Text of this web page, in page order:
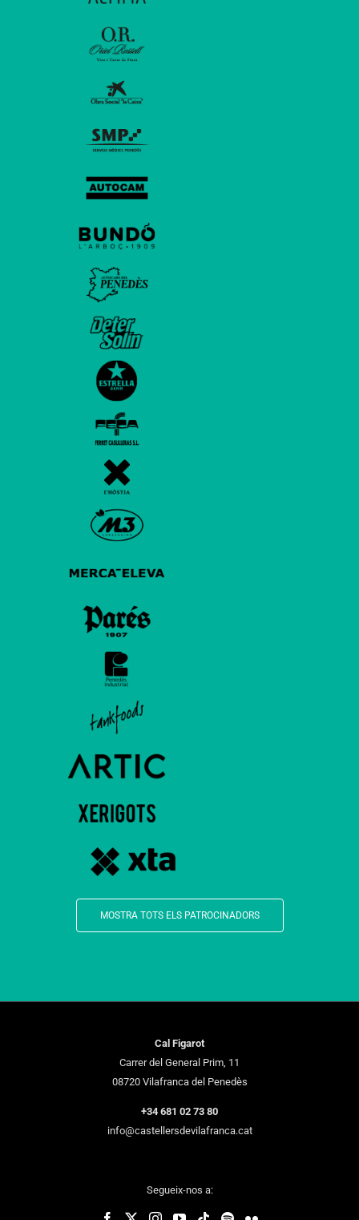
MOSTRA TOTS ELS PATROCINADORS
Cal Figarot
Carrer del General Prim, 11
08720 Vilafranca del Penedès
+34 681 02 73 80
info@castellersdevilafranca.cat
Segueix-nos a: